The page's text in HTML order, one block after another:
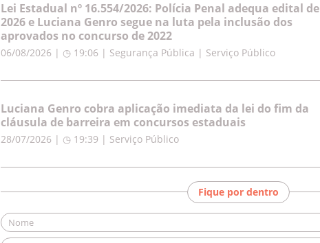
Lei Estadual nº 16.554/2026: Polícia Penal adequa edital de
2026 e Luciana Genro segue na luta pela inclusão dos
aprovados no concurso de 2022
06/08/2026 | ◷ 19:06 | Segurança Pública | Serviço Público
Luciana Genro cobra aplicação imediata da lei do fim da
cláusula de barreira em concursos estaduais
28/07/2026 | ◷ 19:39 | Serviço Público
Fique por dentro